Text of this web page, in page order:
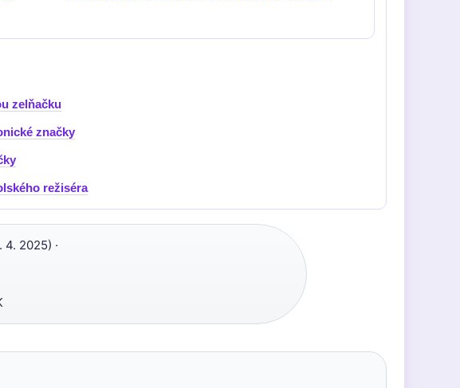
zelňačku
značky
režiséra
4. 2025) ·